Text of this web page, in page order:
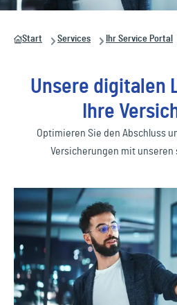
Start Services Ihr Service Portal
Unsere digitalen
Ihre
Optimieren Sie den Abschluss
Versicherungen mit unseren